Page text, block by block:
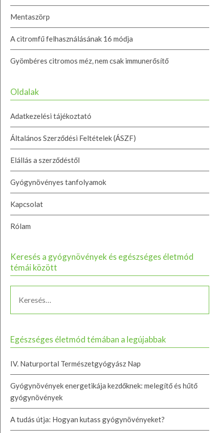
Mentaszörp
A citromfű felhasználásának 16 módja
Gyömbéres citromos méz, nem csak immunerősítő
Oldalak
Adatkezelési tájékoztató
Általános Szerződési Feltételek (ÁSZF)
Elállás a szerződéstől
Gyógynövényes tanfolyamok
Kapcsolat
Rólam
Keresés a gyógynövények és egészséges életmód
témái között
Egészséges életmód témában a legújabbak
IV. Naturportal Természetgyógyász Nap
Gyógynövények energetikája kezdőknek: melegítő és hűtő
gyógynövények
A tudás útja: Hogyan kutass gyógynövényeket?